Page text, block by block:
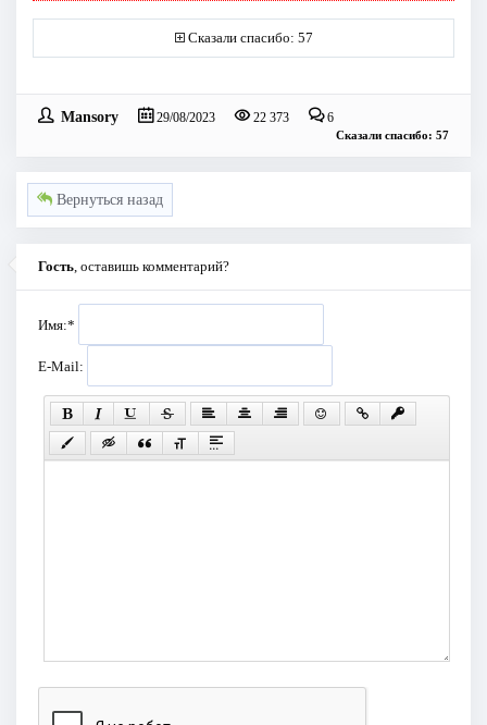
Сказали спасибо: 57
Mansory 29/08/2023 22 373 6
Сказали спасибо: 57
Вернуться назад
Гость , оставишь комментарий?
Имя:*
E-Mail: